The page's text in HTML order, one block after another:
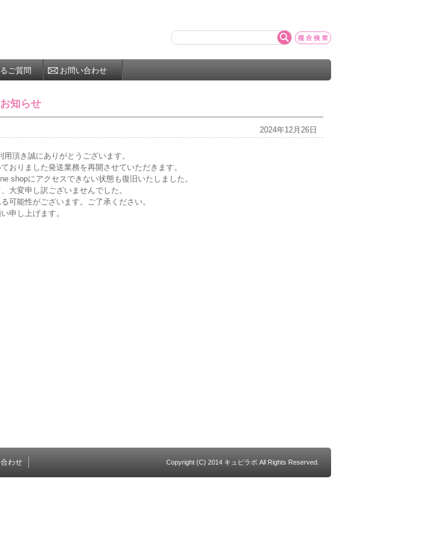
ご質問 お問い合わせ
知らせ
2024年12月26日
頂き誠にありがとうございます。
おりました発送業務を再開させていただきます。
shopにアクセスできない状態も復旧いたしました。
大変申し訳ございませんでした。
可能性がございます。ご了承ください。
申し上げます。
わせ Copyright (C) 2014 キュピラボ All Rights Reserved.